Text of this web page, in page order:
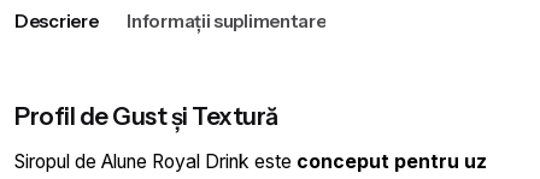
Descriere Informații suplimentare
Profil de Gust și Textură
Siropul de Alune Royal Drink este conceput pentru uz